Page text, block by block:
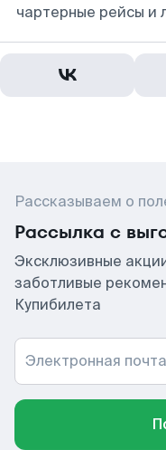
чартерные рейсы и
Рассказываем о
Рассылка с
Эксклюзивные
заботливые
Купибилета
Электронная почта